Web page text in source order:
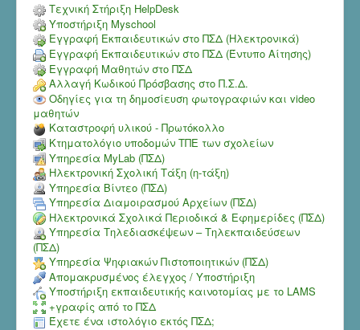
Τεχνική Στήριξη HelpDesk
Υποστήριξη Myschool
Εγγραφή Εκπαιδευτικών στο ΠΣΔ (Ηλεκτρονικά)
Εγγραφή Εκπαιδευτικών στο ΠΣΔ (Έντυπο Αίτησης)
Εγγραφή Μαθητών στο ΠΣΔ
Αλλαγή Κωδικού Πρόσβασης στο Π.Σ.Δ.
Οδηγίες για τη δημοσίευση φωτογραφιών και video
μαθητών
Καταστροφή υλικού - Πρωτόκολλο
Κτηματολόγιο υποδομών ΤΠΕ των σχολείων
Υπηρεσία MyLab (ΠΣΔ)
Ηλεκτρονική Σχολική Τάξη (η-τάξη)
Υπηρεσία Bίντεο (ΠΣΔ)
Υπηρεσία Διαμοιρασμού Αρχείων (ΠΣΔ)
Ηλεκτρονικά Σχολικά Περιοδικά & Εφημερίδες (ΠΣΔ)
Υπηρεσία Τηλεδιασκέψεων – Τηλεκπαιδεύσεων
(ΠΣΔ)
Υπηρεσία Ψηφιακών Πιστοποιητικών (ΠΣΔ)
Aπομακρυσμένος έλεγχος / Υποστήριξη
Υποστήριξη εκπαιδευτικής καινοτομίας με το LAMS
+γραφίς από το ΠΣΔ
Έχετε ένα ιστολόγιο εκτός ΠΣΔ;